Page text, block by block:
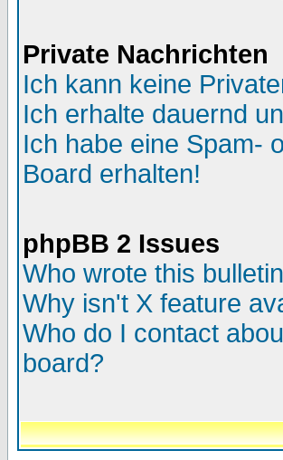
Private Nachrichten
Ich kann keine
Ich erhalte dauernd
Ich habe eine Spam-
Board erhalten!
phpBB 2 Issues
Who wrote this
Why isn't X feature
Who do I contact
board?